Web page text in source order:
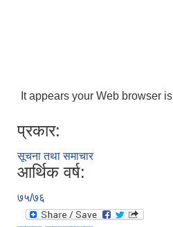
It appears your Web browser
प्रकार:
सूचना तथा समाचार
आर्थिक वर्ष:
७५/७६